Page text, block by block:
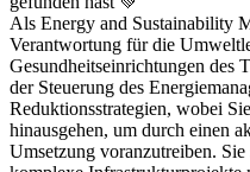
Als Energy and Sustainability
Verantwortung für die
Gesundheitseinrichtungen des
der Steuerung des
Reduktionsstrategien, wobei
hinausgehen, um durch einen
Umsetzung voranzutreiben.